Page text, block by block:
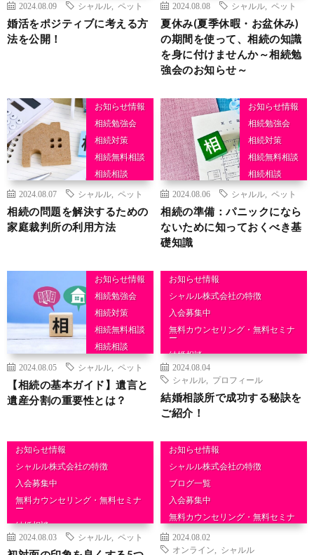
2024.08.09 シャルル ペット
婚活をポジティブに考える方
法を公開！
2024.08.08 シャルル ペット
夏休み(夏季休暇・お盆休み)
の期間を使って、相続の知識
を身に付けませんか～相続勉
強会のお知らせ～
お知らせ情報
相続勉強会
相続対策
相続無料相談
相続相談
2024.08.07 シャルル ペット
相続の問題を解決するための
家庭裁判所の利用方法
お知らせ情報
相続勉強会
相続対策
相続無料相談
相続相談
2024.08.06 シャルル ペット
相続の準備：パニックになら
ないために知っておくべき基
礎知識
お知らせ情報
相続勉強会
相続対策
相続無料相談
相続相談
2024.08.05 シャルル ペット
【相続の基本ガイド】遺言と
遺産分割の重要性とは？
お知らせ情報
シャルル株式会社の特徴
入会募集中
無料カウンセリング・無料セミナ
ー
結婚相談
2024.08.04
シャルル
プロフィール
結婚相談所で成功する秘訣を
ご紹介！
お知らせ情報
シャルル株式会社の特徴
入会募集中
無料カウンセリング・無料セミナ
ー
結婚相談
2024.08.03 シャルル ペット
お知らせ情報
シャルル株式会社の特徴
ブログ一覧
入会募集中
無料カウンセリング・無料セミナ
ー
結婚相談
2024.08.02
オンライン
シャルル